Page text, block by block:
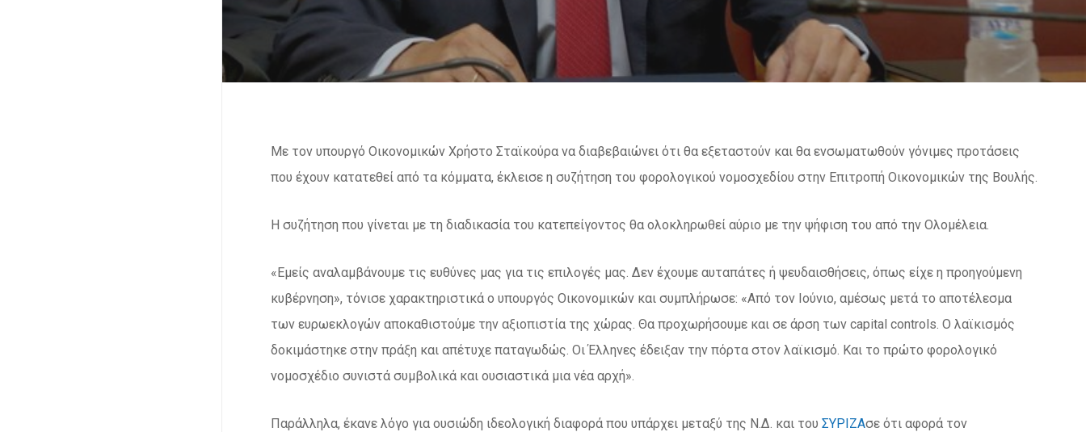
Με τον υπουργό Οικονομικών Χρήστο Σταϊκούρα να διαβεβαιώνει ότι θα εξεταστούν και θα ενσωματωθούν γόνιμες προτάσεις
που έχουν κατατεθεί από τα κόμματα, έκλεισε η συζήτηση του φορολογικού νομοσχεδίου στην Επιτροπή Οικονομικών της Βουλής.
Η συζήτηση που γίνεται με τη διαδικασία του κατεπείγοντος θα ολοκληρωθεί αύριο με την ψήφιση του από την Ολομέλεια.
«Εμείς αναλαμβάνουμε τις ευθύνες μας για τις επιλογές μας. Δεν έχουμε αυταπάτες ή ψευδαισθήσεις, όπως είχε η προηγούμενη
κυβέρνηση», τόνισε χαρακτηριστικά ο υπουργός Οικονομικών και συμπλήρωσε: «Από τον Ιούνιο, αμέσως μετά το αποτέλεσμα
των ευρωεκλογών αποκαθιστούμε την αξιοπιστία της χώρας. Θα προχωρήσουμε και σε άρση των capital controls. Ο λαϊκισμός
δοκιμάστηκε στην πράξη και απέτυχε παταγωδώς. Οι Έλληνες έδειξαν την πόρτα στον λαϊκισμό. Και το πρώτο φορολογικό
νομοσχέδιο συνιστά συμβολικά και ουσιαστικά μια νέα αρχή».
Παράλληλα, έκανε λόγο για ουσιώδη ιδεολογική διαφορά που υπάρχει μεταξύ της Ν.Δ. και του ΣΥΡΙΖΑσε ότι αφορά τον